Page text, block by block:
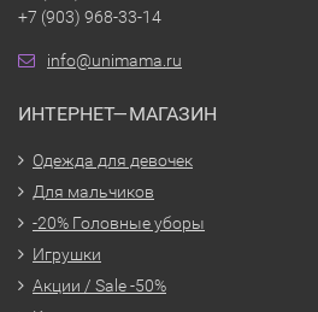
+7 (903) 968-33-14
info@unimama.ru
ИНТЕРНЕТ—МАГАЗИН
Одежда для девочек
Для мальчиков
-20% Головные уборы
Игрушки
Акции / Sale -50%